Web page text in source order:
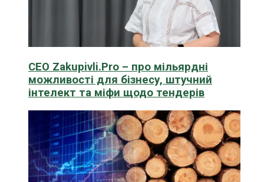
CEO Zakupivli.Pro – про мільярдні
можливості для бізнесу, штучний
інтелект та міфи щодо тендерів